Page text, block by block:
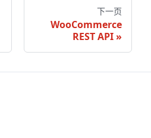
下一页
WooCommerce
REST API